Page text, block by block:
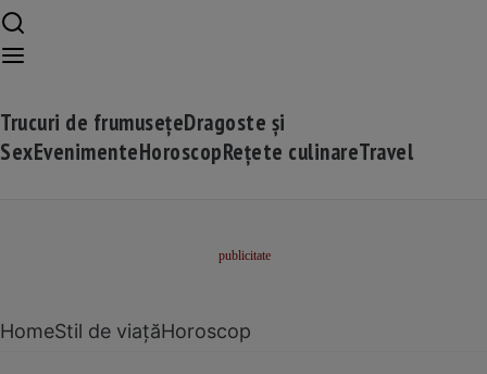
Trucuri de frumusețeDragoste și
SexEvenimenteHoroscopRețete culinareTravel
HomeStil de viațăHoroscop